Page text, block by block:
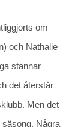
om
och Nathalie
stannar
det återstår
Men det
Några